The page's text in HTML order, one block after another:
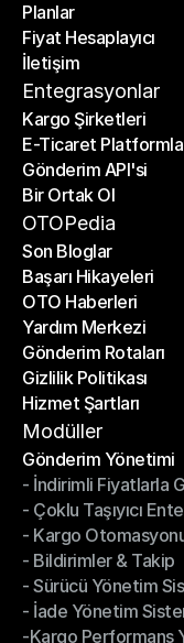
Anasayfa
Planlar
Planlar
Fiyat Hesaplayıcı
Fiyat Hesaplayıcı
İletişim
İletişim
Entegrasyonlar
Kargo Şirketleri
Kargo Şirketleri
E-Ticaret
E-Ticaret Platformları
Gönderim API'si
Gönderim API'si
Bir Ortak Ol
Bir Ortak Ol
OTOPedia
Son Bloglar
Son Bloglar
Başarı Hikayeleri
Başarı Hikayeleri
OTO Haberleri
OTO Haberleri
Yardım Merkezi
Yardım Merkezi
Gönderim Rotaları
Gönderim Rotaları
Gizlilik Politikası
Gizlilik Politikası
Hizmet Şartları
Hizmet Şartları
Modüller
Gönderim Yönetimi
Gönderim Yönetimi
- İndirimli Fiyatlarla
- İndirimli Fiyatlarla
- Çoklu Taşıyıcı
- Çoklu Taşıyıcı
- Kargo
- Kargo Otomasyonu
- Bildirimler & Takip
- Bildirimler & Takip
- Sürücü Yönetim
- Sürücü Yönetim
- İade Yönetim
- İade Yönetim
-Kargo Performans